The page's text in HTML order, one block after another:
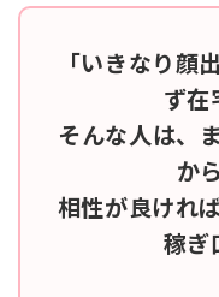
「いきなり顔
ず在
そんな人は、
か
相性が良けれ
稼ぎ